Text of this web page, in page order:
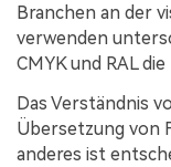
Branchen an der
verwenden
CMYK und RAL
Das Verständnis
Übersetzung von
anderes ist